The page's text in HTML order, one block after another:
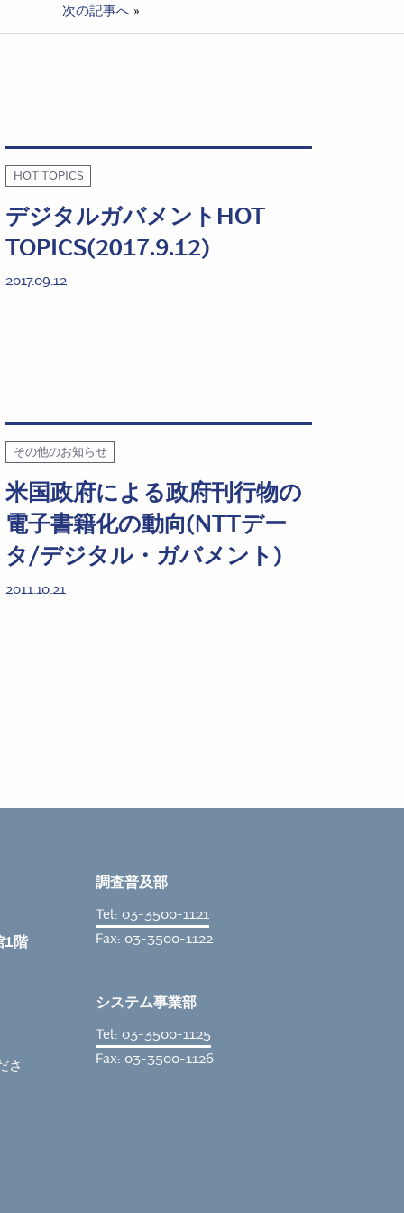
次の記事へ »
HOT TOPICS
デジタルガバメントHOT
TOPICS(2017.9.12)
2017.09.12
その他のお知らせ
米国政府による政府刊行物の
電子書籍化の動向(NTTデー
タ/デジタル・ガバメント)
2011.10.21
1階
さ
調査普及部
Tel: 03-3500-1121
Fax: 03-3500-1122
システム事業部
Tel: 03-3500-1125
Fax: 03-3500-1126